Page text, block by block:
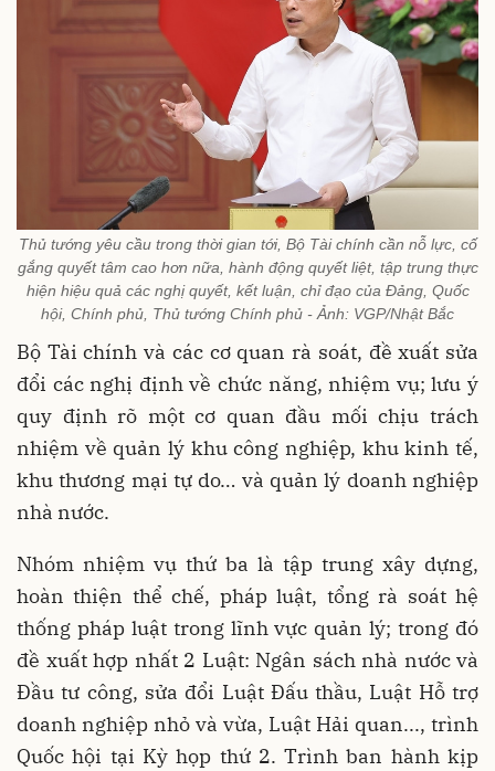
Thủ tướng yêu cầu trong thời gian tới, Bộ Tài chính cần nỗ lực, cố
gắng quyết tâm cao hơn nữa, hành động quyết liệt, tập trung thực
hiện hiệu quả các nghị quyết, kết luận, chỉ đạo của Đảng, Quốc
hội, Chính phủ, Thủ tướng Chính phủ - Ảnh: VGP/Nhật Bắc
Bộ Tài chính và các cơ quan rà soát, đề xuất sửa
đổi các nghị định về chức năng, nhiệm vụ; lưu ý
quy định rõ một cơ quan đầu mối chịu trách
nhiệm về quản lý khu công nghiệp, khu kinh tế,
khu thương mại tự do… và quản lý doanh nghiệp
nhà nước.
Nhóm nhiệm vụ thứ ba là tập trung xây dựng,
hoàn thiện thể chế, pháp luật, tổng rà soát hệ
thống pháp luật trong lĩnh vực quản lý; trong đó
đề xuất hợp nhất 2 Luật: Ngân sách nhà nước và
Đầu tư công, sửa đổi Luật Đấu thầu, Luật Hỗ trợ
doanh nghiệp nhỏ và vừa, Luật Hải quan..., trình
Quốc hội tại Kỳ họp thứ 2. Trình ban hành kịp